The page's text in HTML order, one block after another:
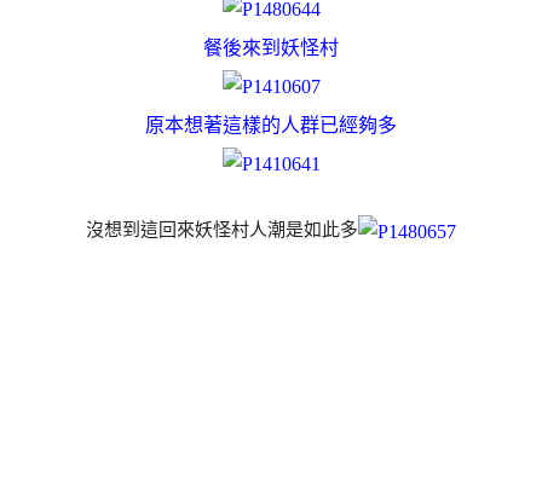
餐後來到妖怪村
原本想著這樣的人群已經夠多
沒想到這回來妖怪村人潮是如此多